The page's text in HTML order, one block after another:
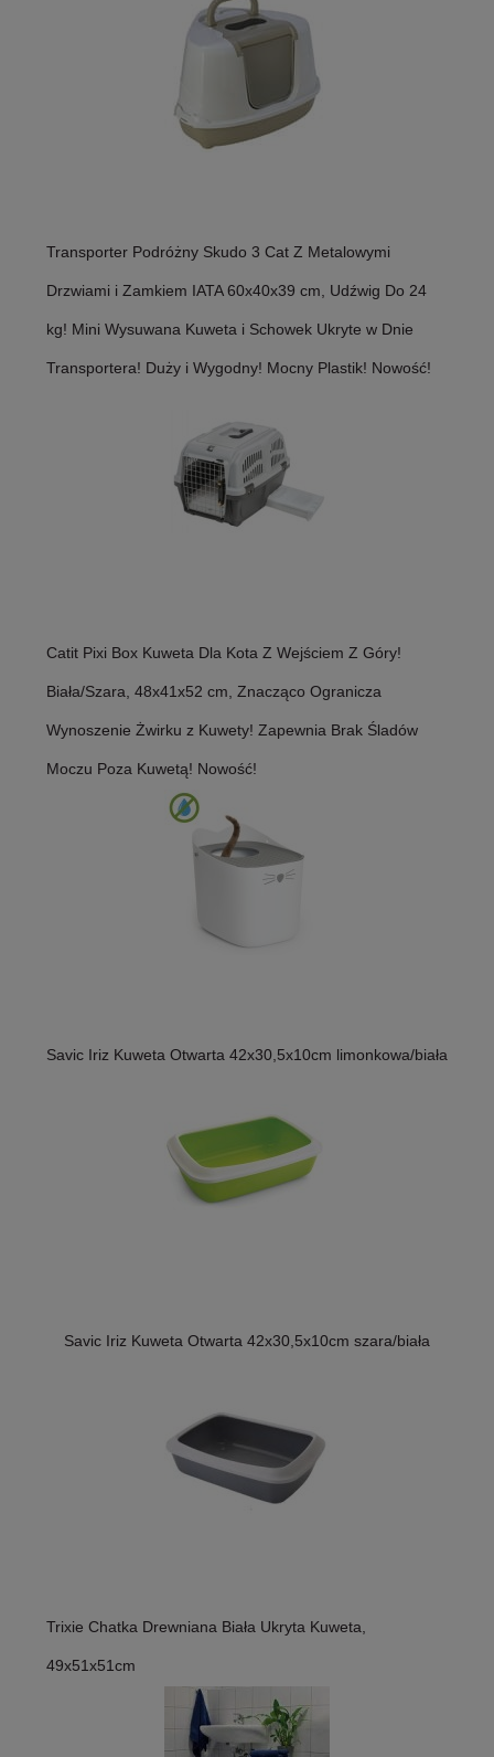
Transporter Podróżny Skudo 3 Cat Z Metalowymi
Drzwiami i Zamkiem IATA 60x40x39 cm, Udźwig Do 24
kg! Mini Wysuwana Kuweta i Schowek Ukryte w Dnie
Transportera! Duży i Wygodny! Mocny Plastik! Nowość!
Catit Pixi Box Kuweta Dla Kota Z Wejściem Z Góry!
Biała/Szara, 48x41x52 cm, Znacząco Ogranicza
Wynoszenie Żwirku z Kuwety! Zapewnia Brak Śladów
Moczu Poza Kuwetą! Nowość!
Savic Iriz Kuweta Otwarta 42x30,5x10cm limonkowa/biała
Savic Iriz Kuweta Otwarta 42x30,5x10cm szara/biała
Trixie Chatka Drewniana Biała Ukryta Kuweta,
49x51x51cm